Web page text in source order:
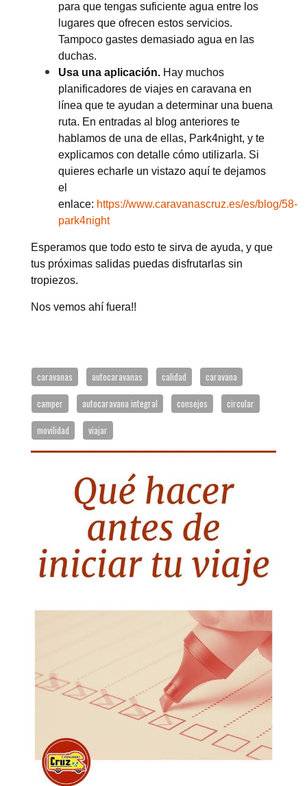
para que tengas suficiente agua entre los
lugares que ofrecen estos servicios.
Tampoco gastes demasiado agua en las
duchas.
Usa una aplicación. Hay muchos
planificadores de viajes en caravana en
línea que te ayudan a determinar una buena
ruta. En entradas al blog anteriores te
hablamos de una de ellas, Park4night, y te
explicamos con detalle cómo utilizarla. Si
quieres echarle un vistazo aquí te dejamos
el
enlace: https://www.caravanascruz.es/es/blog/58-
park4night
Esperamos que todo esto te sirva de ayuda, y que
tus próximas salidas puedas disfrutarlas sin
tropiezos.
Nos vemos ahí fuera!!
caravanas autocaravanas calidad
caravana
camper
autocaravana integral consejos
circular
movilidad
viajar